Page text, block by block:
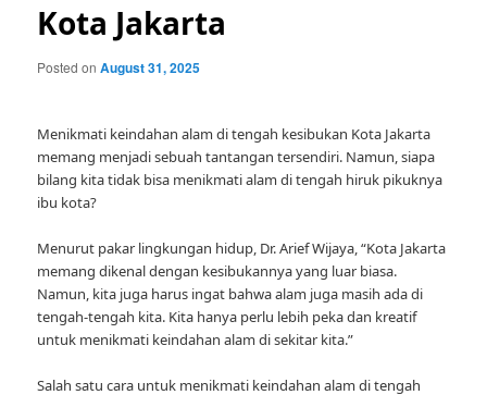
Kota Jakarta
Posted onAugust 31, 2025
Menikmati keindahan alam di tengah kesibukan Kota Jakarta
memang menjadi sebuah tantangan tersendiri. Namun, siapa
bilang kita tidak bisa menikmati alam di tengah hiruk pikuknya
ibu kota?
Menurut pakar lingkungan hidup, Dr. Arief Wijaya, “Kota Jakarta
memang dikenal dengan kesibukannya yang luar biasa.
Namun, kita juga harus ingat bahwa alam juga masih ada di
tengah-tengah kita. Kita hanya perlu lebih peka dan kreatif
untuk menikmati keindahan alam di sekitar kita.”
Salah satu cara untuk menikmati keindahan alam di tengah